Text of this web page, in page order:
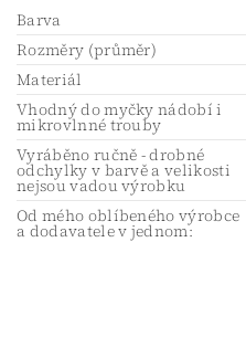
Barva
Rozměry (průměr)
Materiál
Vhodný do myčky nádobí i
mikrovlnné trouby
Vyráběno ručně - drobné
odchylky v barvě a velikosti
nejsou vadou výrobku
Od mého oblíbeného výrobce
a dodavatele v jednom: